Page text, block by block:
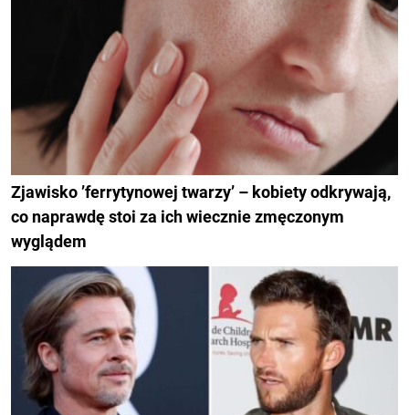
Zjawisko ’ferrytynowej twarzy’ – kobiety odkrywają,
co naprawdę stoi za ich wiecznie zmęczonym
wyglądem